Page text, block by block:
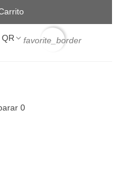
favorite_border
0